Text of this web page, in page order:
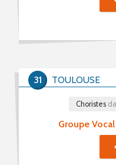
Groupe
Choristes
TOULOUSE
31